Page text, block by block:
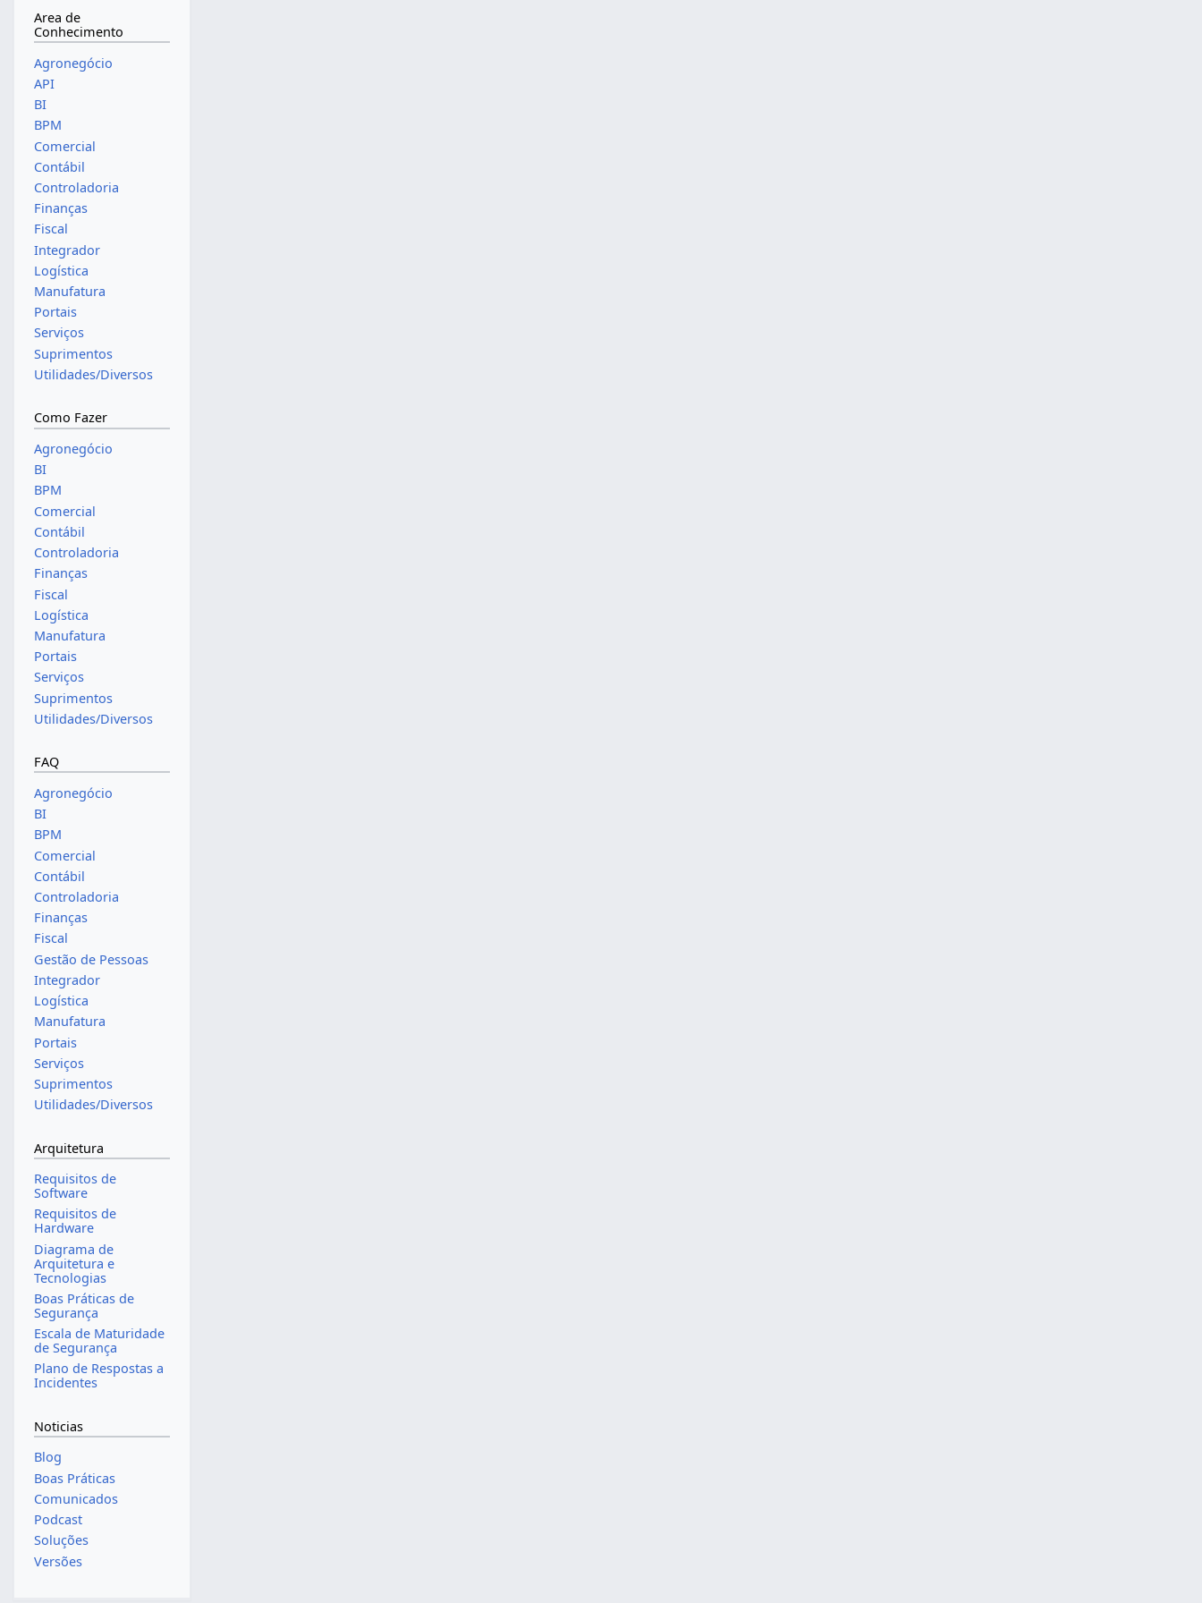
Area de
Conhecimento
Agronegócio
API
BI
BPM
Comercial
Contábil
Controladoria
Finanças
Fiscal
Integrador
Logística
Manufatura
Portais
Serviços
Suprimentos
Utilidades/Diversos
Como Fazer
Agronegócio
BI
BPM
Comercial
Contábil
Controladoria
Finanças
Fiscal
Logística
Manufatura
Portais
Serviços
Suprimentos
Utilidades/Diversos
FAQ
Agronegócio
BI
BPM
Comercial
Contábil
Controladoria
Finanças
Fiscal
Gestão de Pessoas
Integrador
Logística
Manufatura
Portais
Serviços
Suprimentos
Utilidades/Diversos
Arquitetura
Requisitos de
Software
Requisitos de
Hardware
Diagrama de
Arquitetura e
Tecnologias
Boas Práticas de
Segurança
Escala de Maturidade
de Segurança
Plano de Respostas a
Incidentes
Noticias
Blog
Boas Práticas
Comunicados
Podcast
Soluções
Versões